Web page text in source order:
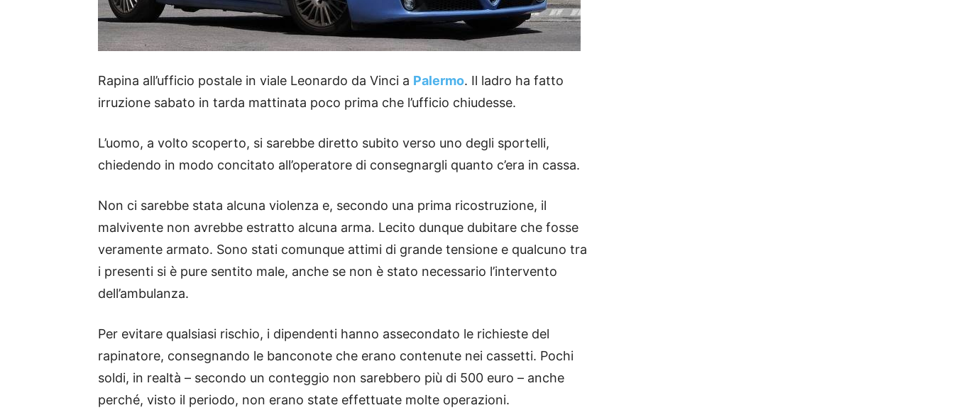
Rapina all’ufficio postale in viale Leonardo da Vinci a Palermo. Il ladro ha fatto
irruzione sabato in tarda mattinata poco prima che l’ufficio chiudesse.
L’uomo, a volto scoperto, si sarebbe diretto subito verso uno degli sportelli,
chiedendo in modo concitato all’operatore di consegnargli quanto c’era in cassa.
Non ci sarebbe stata alcuna violenza e, secondo una prima ricostruzione, il
malvivente non avrebbe estratto alcuna arma. Lecito dunque dubitare che fosse
veramente armato. Sono stati comunque attimi di grande tensione e qualcuno tra
i presenti si è pure sentito male, anche se non è stato necessario l’intervento
dell’ambulanza.
Per evitare qualsiasi rischio, i dipendenti hanno assecondato le richieste del
rapinatore, consegnando le banconote che erano contenute nei cassetti. Pochi
soldi, in realtà – secondo un conteggio non sarebbero più di 500 euro – anche
perché, visto il periodo, non erano state effettuate molte operazioni.